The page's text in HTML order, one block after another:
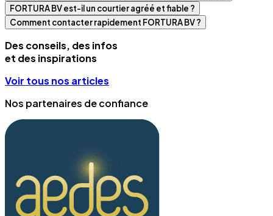
FORTURA BV est-il un courtier agréé et fiable ?
Comment contacter rapidement FORTURA BV ?
Des conseils, des infos
et des inspirations
Voir tous nos articles
Nos partenaires de confiance